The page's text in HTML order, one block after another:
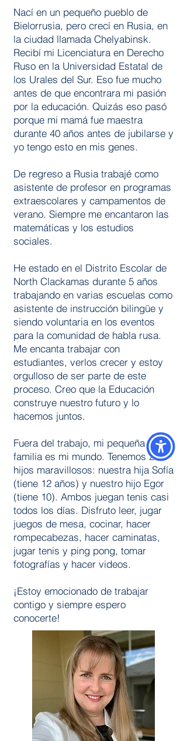
Nací en un pequeño pueblo de
Bielorrusia, pero crecí en Rusia, en
la ciudad llamada Chelyabinsk.
Recibí mi Licenciatura en Derecho
Ruso en la Universidad Estatal de
los Urales del Sur. Eso fue mucho
antes de que encontrara mi pasión
por la educación. Quizás eso pasó
porque mi mamá fue maestra
durante 40 años antes de jubilarse y
yo tengo esto en mis genes.
De regreso a Rusia trabajé como
asistente de profesor en programas
extraescolares y campamentos de
verano. Siempre me encantaron las
matemáticas y los estudios
sociales.
He estado en el Distrito Escolar de
North Clackamas durante 5 años
trabajando en varias escuelas como
asistente de instrucción bilingüe y
siendo voluntaria en los eventos
para la comunidad de habla rusa.
Me encanta trabajar con
estudiantes, verlos crecer y estoy
orgulloso de ser parte de este
proceso. Creo que la Educación
construye nuestro futuro y lo
hacemos juntos.
Fuera del trabajo, mi pequeña
familia es mi mundo. Tenemos 2
hijos maravillosos: nuestra hija Sofía
(tiene 12 años) y nuestro hijo Egor
(tiene 10). Ambos juegan tenis casi
todos los días. Disfruto leer, jugar
juegos de mesa, cocinar, hacer
rompecabezas, hacer caminatas,
jugar tenis y ping pong, tomar
fotografías y hacer videos.
¡Estoy emocionado de trabajar
contigo y siempre espero
conocerte!